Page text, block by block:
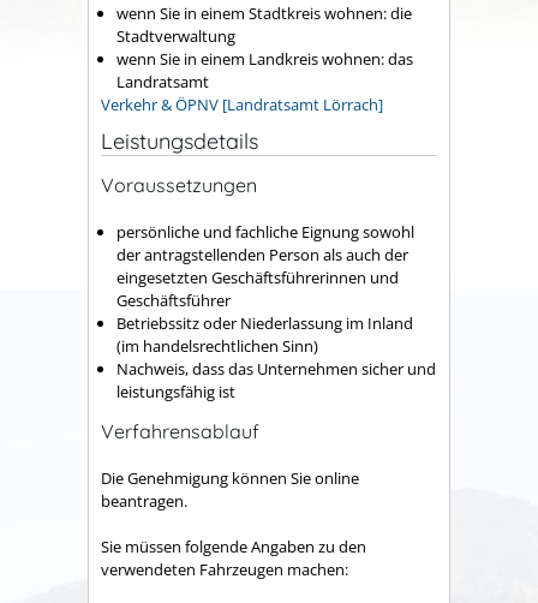
wenn Sie in einem Stadtkreis wohnen: die
Stadtverwaltung
wenn Sie in einem Landkreis wohnen: das
Landratsamt
Verkehr & ÖPNV [Landratsamt Lörrach]
Leistungsdetails
Voraussetzungen
persönliche und fachliche Eignung sowohl
der antragstellenden Person als auch der
eingesetzten Geschäftsführerinnen und
Geschäftsführer
Betriebssitz oder Niederlassung im Inland
(im handelsrechtlichen Sinn)
Nachweis, dass das Unternehmen sicher und
leistungsfähig ist
Verfahrensablauf
Die Genehmigung können Sie online
beantragen.
Sie müssen folgende Angaben zu den
verwendeten Fahrzeugen machen: